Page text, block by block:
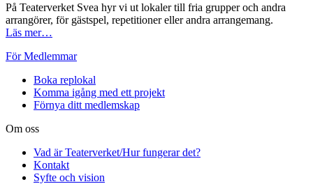
På Teaterverket Svea hyr vi ut lokaler till fria grupper och andra
arrangörer, för gästspel, repetitioner eller andra arrangemang.
Läs mer…
För Medlemmar
Boka replokal
Komma igång med ett projekt
Förnya ditt medlemskap
Om oss
Vad är Teaterverket/Hur fungerar det?
Kontakt
Syfte och vision